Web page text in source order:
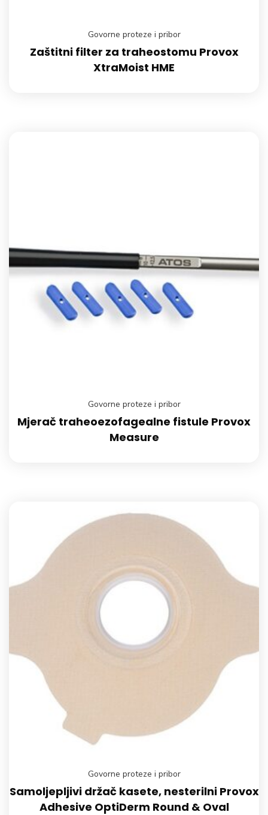
Govorne proteze i pribor
Zaštitni filter za traheostomu Provox
XtraMoist HME
Govorne proteze i pribor
Mjerač traheoezofagealne fistule Provox
Measure
Govorne proteze i pribor
Samoljepljivi držač kasete, nesterilni Provox
Adhesive OptiDerm Round & Oval